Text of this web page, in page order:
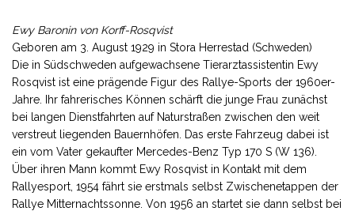
Ewy Baronin von Korff-Rosqvist
Geboren am 3. August 1929 in Stora Herrestad (Schweden)
Die in Südschweden aufgewachsene Tierarztassistentin Ewy
Rosqvist ist eine prägende Figur des Rallye-Sports der 1960er-
Jahre. Ihr fahrerisches Können schärft die junge Frau zunächst
bei langen Dienstfahrten auf Naturstraßen zwischen den weit
verstreut liegenden Bauernhöfen. Das erste Fahrzeug dabei ist
ein vom Vater gekaufter Mercedes-Benz Typ 170 S (W 136).
Über ihren Mann kommt Ewy Rosqvist in Kontakt mit dem
Rallyesport, 1954 fährt sie erstmals selbst Zwischenetappen der
Rallye Mitternachtssonne. Von 1956 an startet sie dann selbst bei